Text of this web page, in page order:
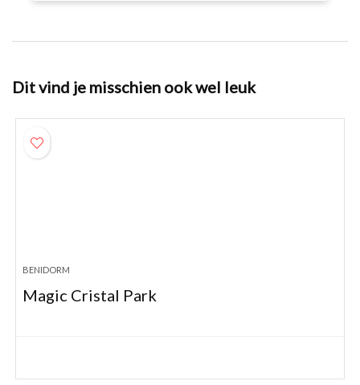
Dit vind je misschien ook wel leuk
BENIDORM
Magic Cristal Park